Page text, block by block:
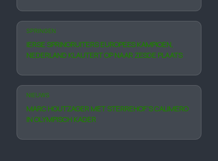
SPRINGEN
IERSE SPRINGRUITERS EUROPEES KAMPIOEN,
NEDERLAND KLAUTERT OP NAAR ZESDE PLAATS
NIEUWS
MARC HOUTZAGER MET STERREHOF’S CALIMERO
IN OLYMPISCH KADER